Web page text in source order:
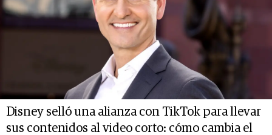
Disney selló una alianza con TikTok para llevar
sus contenidos al video corto: cómo cambia el